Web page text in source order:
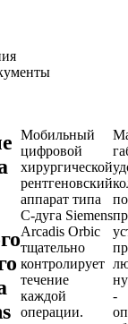
Мобильный
цифровой
хирургической
рентгеновский
аппарат типа
С-дуга Siemens
Arcadis Orbic
тщательно
контролирует
течение
каждой
операции.
-